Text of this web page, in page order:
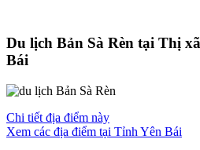
Du lịch Bản Sà Rèn tại Thị
Bái
Chi tiết địa điểm này
Xem các địa điểm tại Tỉnh Yên Bái